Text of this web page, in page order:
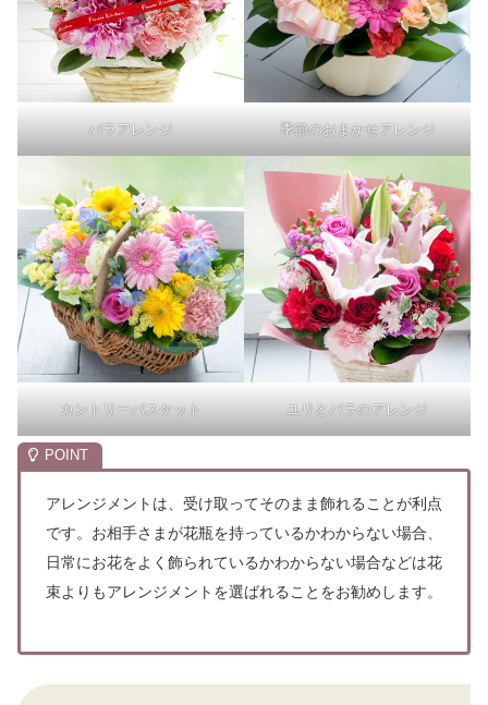
バラアレンジ 季節のおまかせアレンジ
カントリーバスケット ユリとバラのアレンジ
アレンジメントは、受け取ってそのまま飾れることが利点
です。お相手さまが花瓶を持っているかわからない場合、
日常にお花をよく飾られているかわからない場合などは花
束よりもアレンジメントを選ばれることをお勧めします。